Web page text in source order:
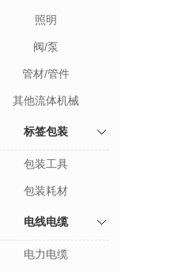
照明
阀/泵
管材/管件
其他流体机械
标签包装
包装工具
包装耗材
电线电缆
电力电缆